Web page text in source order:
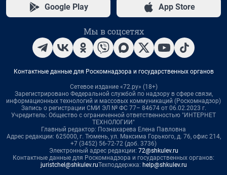
Google Play App Store
Мы в соцсетях
Контактные данные для Роскомнадзора и государственных органов
Сетевое издание «72.ру» (18+)
Зарегистрировано Федеральной службой по надзору в сфере связи,
информационных технологий и массовых коммуникаций (Роскомнадзор)
Запись о регистрации СМИ ЭЛ № ФС 77– 84674 от 06.02.2023 г.
Учредитель: Общество с ограниченной ответственностью "ИНТЕРНЕТ
ТЕХНОЛОГИИ"
Главный редактор: Познахарева Елена Павловна
Адрес редакции: 625000, г. Тюмень, ул. Максима Горького, д. 76, офис 214,
+7 (3452) 56-72-72 (доб. 3736)
Электронный адрес редакции: 72@shkulev.ru
Контактные данные для Роскомнадзора и государственных органов:
juristchel@shkulev.ruТехподдержка: help@shkulev.ru